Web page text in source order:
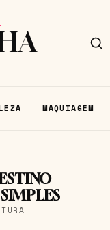
MAQUIAGEM